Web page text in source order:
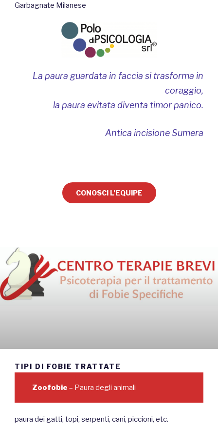
Garbagnate Milanese
La paura guardata in faccia si trasforma in
coraggio,
la paura evitata diventa timor panico.
Antica incisione Sumera
CONOSCI L’EQUIPE
TIPI DI FOBIE TRATTATE
Zoofobie – Paura degli animali
paura dei gatti, topi, serpenti, cani, piccioni, etc.